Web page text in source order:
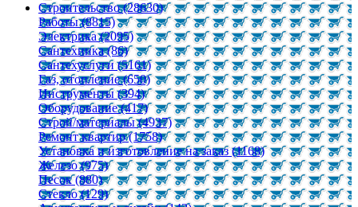
Строительство (28630)
Работы (8815)
Электрика (2095)
Сантехника (86)
Сантехуслуги (5161)
Газ, отопление (650)
Инструменты (394)
Оборудование (417)
Строй/материалы (4937)
Ремонт квартир (1758)
Установка и изготовление на заказ (1168)
Железо (975)
Песок (880)
Стекло (129)